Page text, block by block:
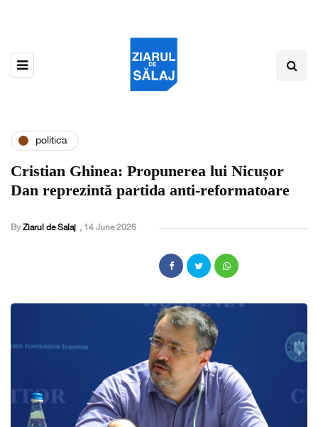
politica
Cristian Ghinea: Propunerea lui Nicușor
Dan reprezintă partida anti-reformatoare
By Ziarul de Salaj , 14 June 2026